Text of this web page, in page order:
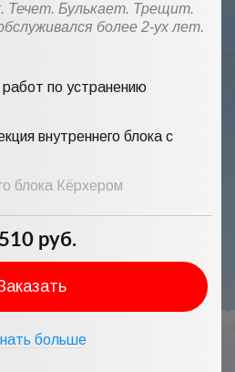
Течет. Булькает. Трещит.
более 2-ух лет.
по устранению
внутреннего блока с
блока Кёрхером
руб.
больше